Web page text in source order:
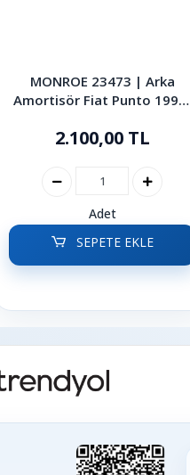
MONROE 23473 | Arka
Amortisör Fiat Punto 1999-
2.100,00 TL
Adet
SEPETE EKLE